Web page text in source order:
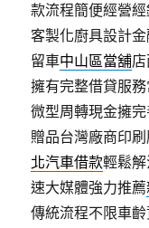
款流程簡便經營
客製化廚具設計
留車中山區當舖
擁有完整借貸服
微型周轉現金擁
贈品台灣廠商印
北汽車借款輕鬆
速大媒體強力推薦
傳統流程不限車